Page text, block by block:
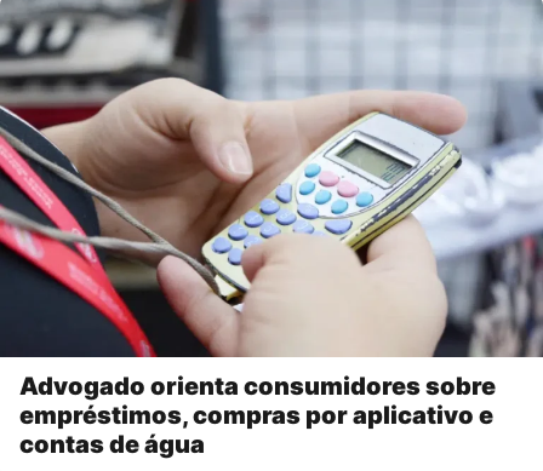
Advogado orienta consumidores sobre
empréstimos, compras por aplicativo e
contas de água